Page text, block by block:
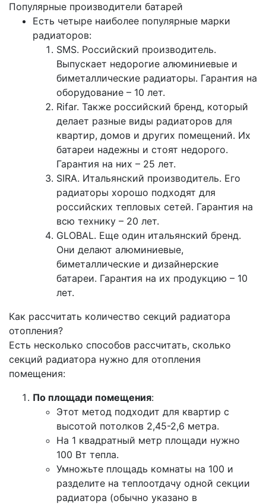
Популярные производители батарей
Есть четыре наиболее популярные марки
радиаторов:
SMS. Российский производитель.
Выпускает недорогие алюминиевые и
биметаллические радиаторы. Гарантия на
оборудование – 10 лет.
Rifar. Также российский бренд, который
делает разные виды радиаторов для
квартир, домов и других помещений. Их
батареи надежны и стоят недорого.
Гарантия на них – 25 лет.
SIRA. Итальянский производитель. Его
радиаторы хорошо подходят для
российских тепловых сетей. Гарантия на
всю технику – 20 лет.
GLOBAL. Еще один итальянский бренд.
Они делают алюминиевые,
биметаллические и дизайнерские
батареи. Гарантия на их продукцию – 10
лет.
Как рассчитать количество секций радиатора
отопления?
Есть несколько способов рассчитать, сколько
секций радиатора нужно для отопления
помещения:
По площади помещения:
Этот метод подходит для квартир с
высотой потолков 2,45-2,6 метра.
На 1 квадратный метр площади нужно
100 Вт тепла.
Умножьте площадь комнаты на 100 и
разделите на теплоотдачу одной секции
радиатора (обычно указано в